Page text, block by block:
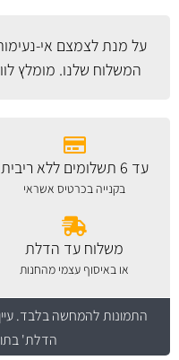
על מנת לצמצם אי-
המשלוח שלנו. מומלץ
עד 6 תשלומים ללא ריבית
בקנייה בכרטיס אשראי
משלוח עד הדלת
או באיסוף עצמי מהחנות
התמונות להמחשה בלבד.
הדלת'